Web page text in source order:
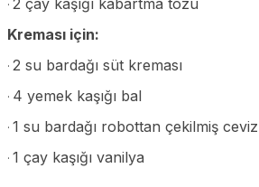
·
Kreması için:
· 2 su bardağı süt kreması
· 4 yemek kaşığı bal
· 1 su bardağı robottan çekilmiş ceviz
· 1 çay kaşığı vanilya